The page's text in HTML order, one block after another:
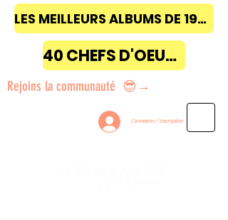
LES MEILLEURS ALBUMS DE 1968 à 2018
40 CHEFS D'OEUVRE
Rejoins la communauté 😎→
Connexion / Inscription